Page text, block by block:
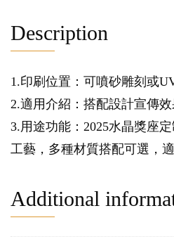
Description
1.印刷位置：可噴砂雕刻或
2.適用介紹：搭配設計宣傳
3.用途功能：2025水晶獎座
工藝，多種材質搭配可選，
Additional